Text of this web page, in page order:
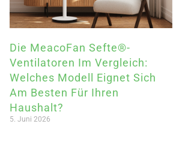
Die MeacoFan Sefte®-
Ventilatoren Im Vergleich:
Welches Modell Eignet Sich
Am Besten Für Ihren
Haushalt?
5. Juni 2026